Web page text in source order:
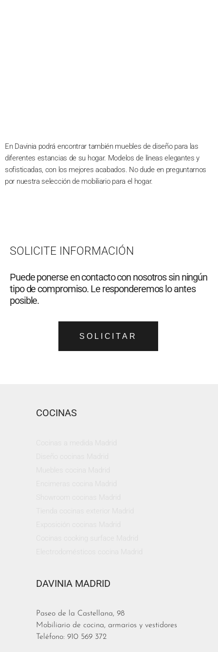
En Davinia podrá encontrar también muebles de diseño para las
diferentes estancias de su hogar. Modelos de líneas elegantes y
sofisticadas, con los mejores acabados. No dude en preguntarnos
por nuestra selección de mobiliario para el hogar.
SOLICITE INFORMACIÓN
Puede ponerse en contacto con nosotros sin ningún
tipo de compromiso. Le responderemos lo antes
posible.
SOLICITAR
COCINAS
DAVINIA MADRID
Paseo de la Castellana, 98
Mobiliario de cocina, armarios y vestidores
Teléfono: 910 569 372